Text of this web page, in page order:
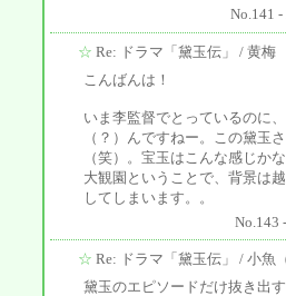
No.141
☆ Re: ドラマ「黛玉伝」 / 黄梅
こんばんは！
いま李監督でとっているのに
（？）んですねー。この黛玉
（笑）。宝玉はこんな感じか
大観園ということで、背景は
してしまいます。。
No.143
☆ Re: ドラマ「黛玉伝」 / 小魚
黛玉のエピソードだけ抜き出